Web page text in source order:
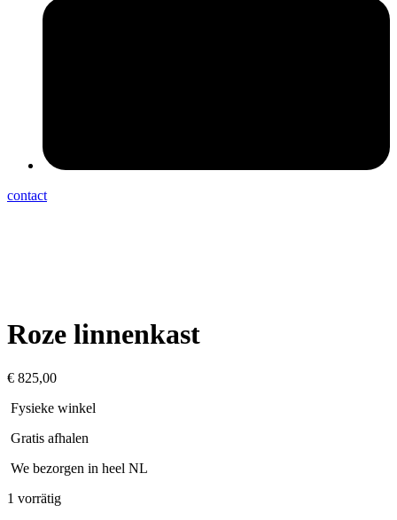
contact
Roze linnenkast
€ 825,00
Fysieke winkel
Gratis afhalen
We bezorgen in heel NL
1 vorrätig